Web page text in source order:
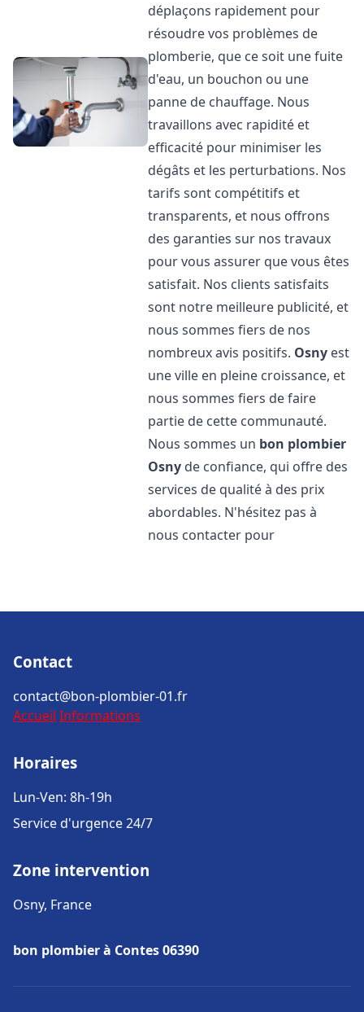
déplaçons rapidement pour
résoudre vos problèmes de
plomberie, que ce soit une fuite
d'eau, un bouchon ou une
panne de chauffage. Nous
travaillons avec rapidité et
efficacité pour minimiser les
dégâts et les perturbations. Nos
tarifs sont compétitifs et
transparents, et nous offrons
des garanties sur nos travaux
pour vous assurer que vous êtes
satisfait. Nos clients satisfaits
sont notre meilleure publicité, et
nous sommes fiers de nos
nombreux avis positifs. Osny est
une ville en pleine croissance, et
nous sommes fiers de faire
partie de cette communauté.
Nous sommes un bon plombier
Osny de confiance, qui offre des
services de qualité à des prix
abordables. N'hésitez pas à
nous contacter pour
Contact
contact@bon-plombier-01.fr
Accueil Informations
Horaires
Lun-Ven: 8h-19h
Service d'urgence 24/7
Zone intervention
Osny, France
bon plombier à Contes 06390